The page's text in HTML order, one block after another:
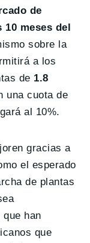
de
meses del
sobre la
a los
de 1.8
una cuota de
al 10%.
gracias a
el esperado
de plantas
han
que